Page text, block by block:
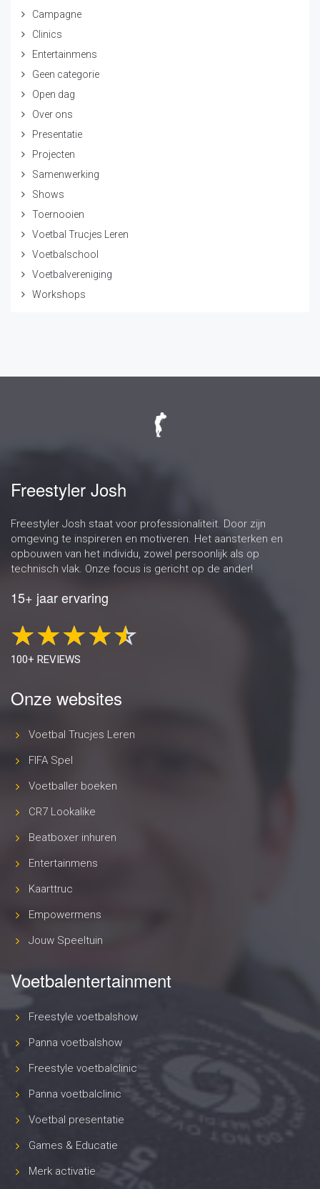
Campagne
Clinics
Entertainmens
Geen categorie
Open dag
Over ons
Presentatie
Projecten
Samenwerking
Shows
Toernooien
Voetbal Trucjes Leren
Voetbalschool
Voetbalvereniging
Workshops
Freestyler Josh
Freestyler Josh staat voor professionaliteit. Door zijn
omgeving te inspireren en motiveren. Het aansterken en
opbouwen van het individu, zowel persoonlijk als op
technisch vlak. Onze focus is gericht op de ander!
15+ jaar ervaring
100+ REVIEWS
Onze websites
Voetbal Trucjes Leren
FIFA Spel
Voetballer boeken
CR7 Lookalike
Beatboxer inhuren
Entertainmens
Kaarttruc
Empowermens
Jouw Speeltuin
Voetbalentertainment
Freestyle voetbalshow
Panna voetbalshow
Freestyle voetbalclinic
Panna voetbalclinic
Voetbal presentatie
Games & Educatie
Merk activatie